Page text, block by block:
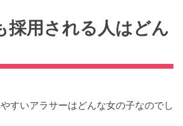
採用される人はどん
すいアラサーはどんな女の子なのでし